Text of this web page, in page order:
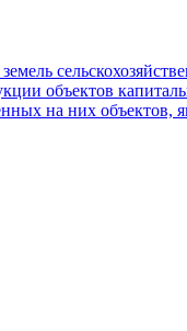
объектов
на них объектов,